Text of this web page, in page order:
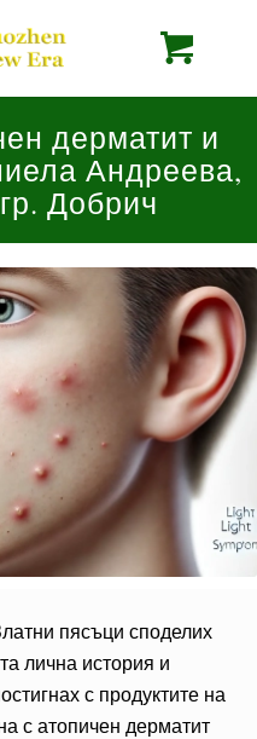
дерматит и
Андреева,
Добрич
пясъци споделих
лична история и
с продуктите на
с атопичен дерматит